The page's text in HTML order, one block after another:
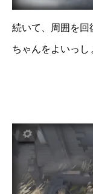
続いて、周囲を回
ちゃんをよいっし